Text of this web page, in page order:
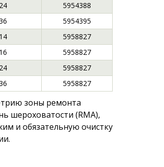
24
5954388
5954395
14
5958827
16
5958827
24
5958827
5958827
зоны ремонта
шероховатости (RMA),
и обязательную очистку